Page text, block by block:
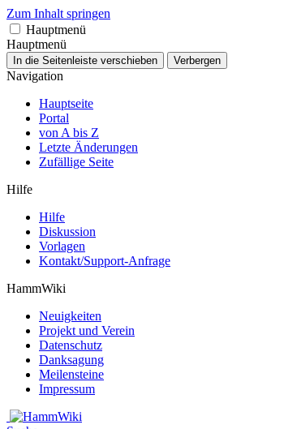
Zum Inhalt springen
Hauptmenü
Hauptmenü
In die Seitenleiste verschieben Verbergen
Navigation
Hauptseite
Portal
von A bis Z
Letzte Änderungen
Zufällige Seite
Hilfe
Hilfe
Diskussion
Vorlagen
Kontakt/Support-Anfrage
HammWiki
Neuigkeiten
Projekt und Verein
Datenschutz
Danksagung
Meilensteine
Impressum